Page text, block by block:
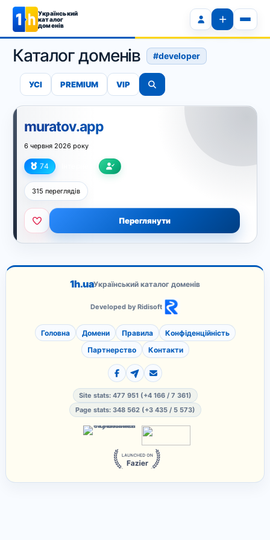
Український
каталог
доменів
Каталог доменів #developer
УСІ PREMIUM VIP
muratov.app
6 червня 2026 року
74
315 переглядів
Переглянути
1h.uaУкраїнський каталог доменів
Developed by Ridisoft
Головна Домени Правила
Конфіденційність
Партнерство
Контакти
Site stats: 477 951 (+4 166 / 7 361)
Page stats: 348 562 (+3 435 / 5 573)